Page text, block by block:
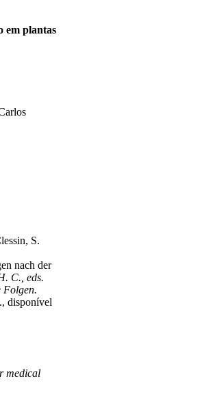
em plantas
S.
nach der
C., eds.
Folgen.
, disponível
medical